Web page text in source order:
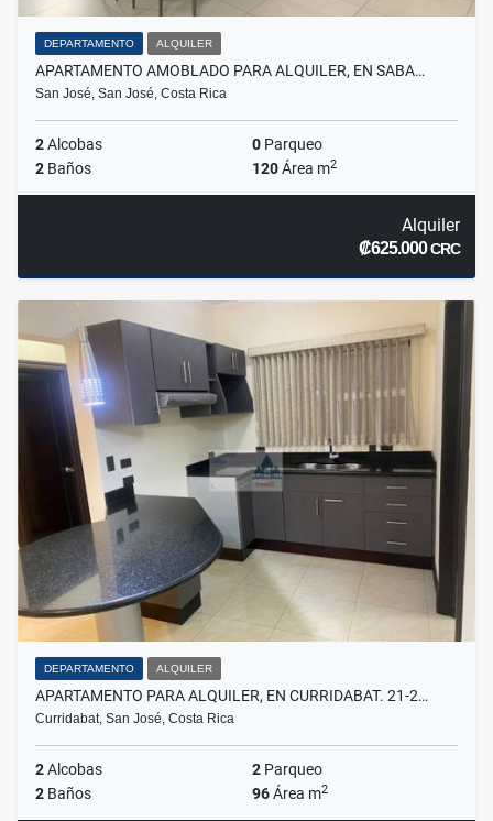
DEPARTAMENTO ALQUILER
APARTAMENTO AMOBLADO PARA ALQUILER, EN SABA…
San José, San José, Costa Rica
2Alcobas 0 Parqueo
2 Baños 120Área m2
Alquiler
₡625.000CRC
DEPARTAMENTO ALQUILER
APARTAMENTO PARA ALQUILER, EN CURRIDABAT. 21-2…
Curridabat, San José, Costa Rica
2Alcobas 2 Parqueo
2 Baños 96Área m2